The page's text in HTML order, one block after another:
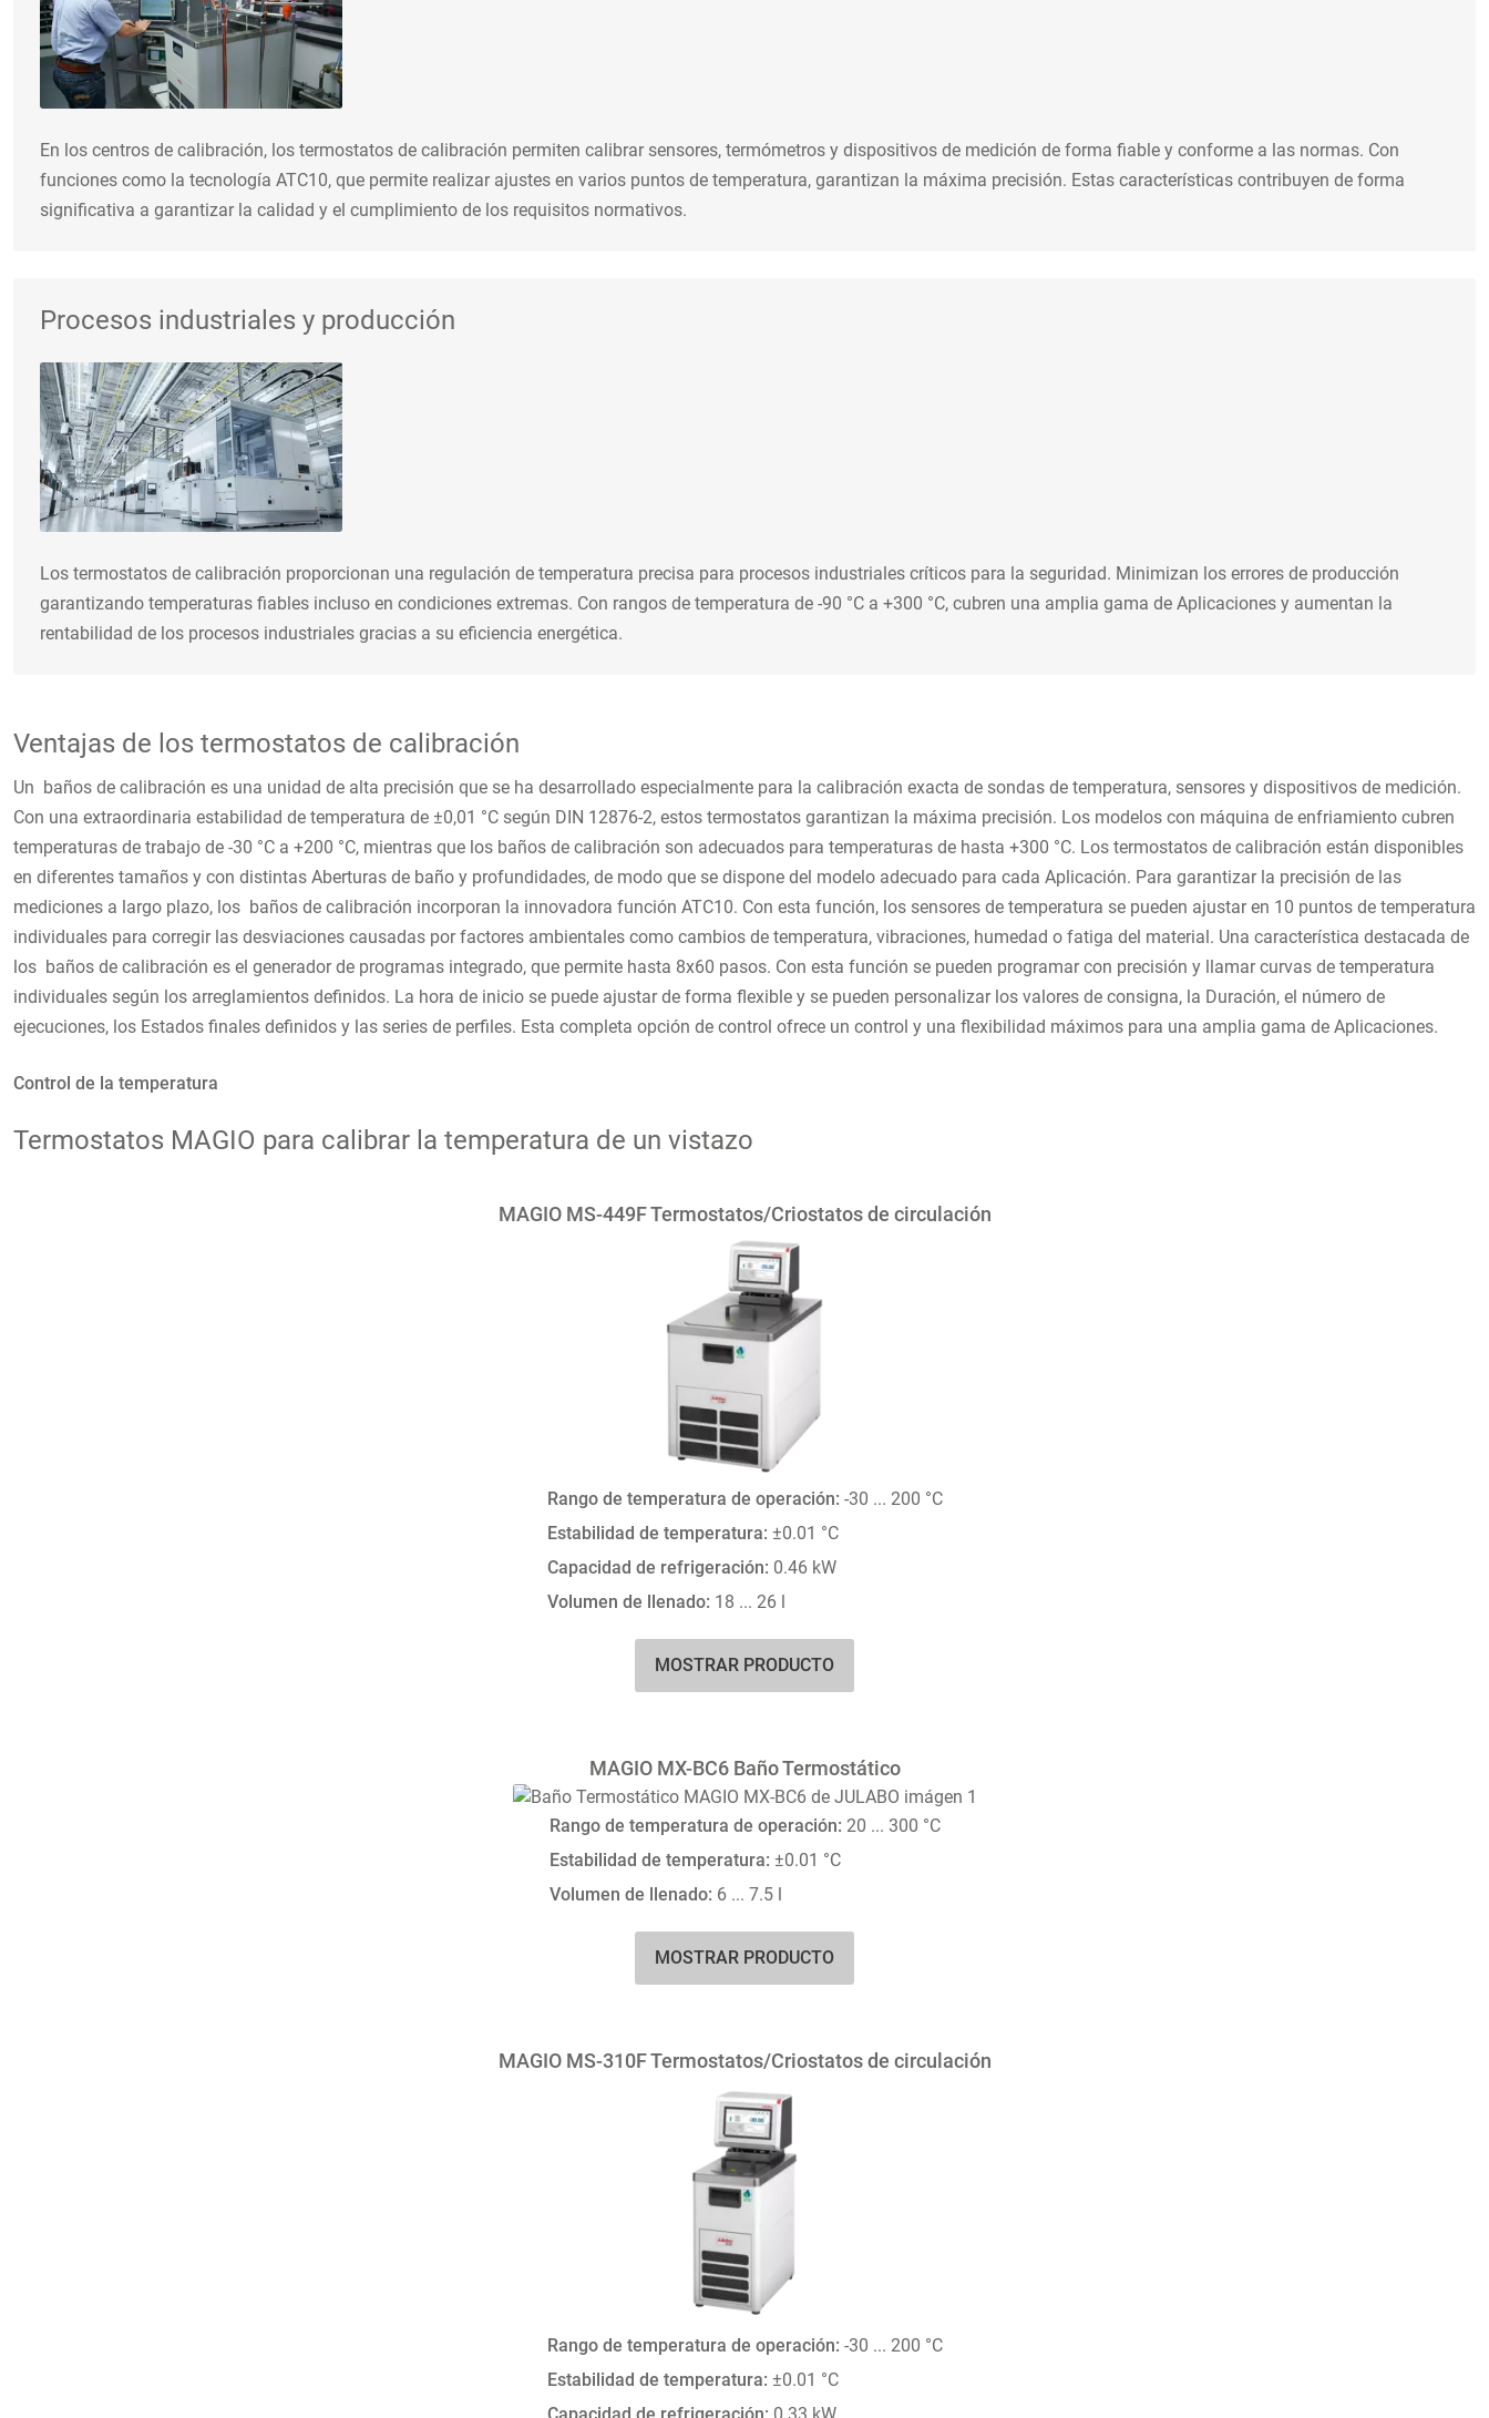
En los centros de calibración, los termostatos de calibración permiten calibrar sensores, termómetros y dispositivos de medición de forma fiable y conforme a las normas. Con
funciones como la tecnología ATC10, que permite realizar ajustes en varios puntos de temperatura, garantizan la máxima precisión. Estas características contribuyen de forma
significativa a garantizar la calidad y el cumplimiento de los requisitos normativos.
Procesos industriales y producción
Los termostatos de calibración proporcionan una regulación de temperatura precisa para procesos industriales críticos para la seguridad. Minimizan los errores de producción
garantizando temperaturas fiables incluso en condiciones extremas. Con rangos de temperatura de -90 °C a +300 °C, cubren una amplia gama de Aplicaciones y aumentan la
rentabilidad de los procesos industriales gracias a su eficiencia energética.
Ventajas de los termostatos de calibración
Un baños de calibración es una unidad de alta precisión que se ha desarrollado especialmente para la calibración exacta de sondas de temperatura, sensores y dispositivos de medición.
Con una extraordinaria estabilidad de temperatura de ±0,01 °C según DIN 12876-2, estos termostatos garantizan la máxima precisión. Los modelos con máquina de enfriamiento cubren
temperaturas de trabajo de -30 °C a +200 °C, mientras que los baños de calibración son adecuados para temperaturas de hasta +300 °C. Los termostatos de calibración están disponibles
en diferentes tamaños y con distintas Aberturas de baño y profundidades, de modo que se dispone del modelo adecuado para cada Aplicación. Para garantizar la precisión de las
mediciones a largo plazo, los baños de calibración incorporan la innovadora función ATC10. Con esta función, los sensores de temperatura se pueden ajustar en 10 puntos de temperatura
individuales para corregir las desviaciones causadas por factores ambientales como cambios de temperatura, vibraciones, humedad o fatiga del material. Una característica destacada de
los baños de calibración es el generador de programas integrado, que permite hasta 8x60 pasos. Con esta función se pueden programar con precisión y llamar curvas de temperatura
individuales según los arreglamientos definidos. La hora de inicio se puede ajustar de forma flexible y se pueden personalizar los valores de consigna, la Duración, el número de
ejecuciones, los Estados finales definidos y las series de perfiles. Esta completa opción de control ofrece un control y una flexibilidad máximos para una amplia gama de Aplicaciones.
Control de la temperatura
Termostatos MAGIO para calibrar la temperatura de un vistazo
MAGIO MS-449F Termostatos/Criostatos de circulación
Rango de temperatura de operación: -30 ... 200 °C
Estabilidad de temperatura: ±0.01 °C
Capacidad de refrigeración: 0.46 kW
Volumen de llenado: 18 ... 26 l
MOSTRAR PRODUCTO
MAGIO MX-BC6 Baño Termostático
Rango de temperatura de operación: 20 ... 300 °C
Estabilidad de temperatura: ±0.01 °C
Volumen de llenado: 6 ... 7.5 l
MOSTRAR PRODUCTO
MAGIO MS-310F Termostatos/Criostatos de circulación
Rango de temperatura de operación: -30 ... 200 °C
Estabilidad de temperatura: ±0.01 °C